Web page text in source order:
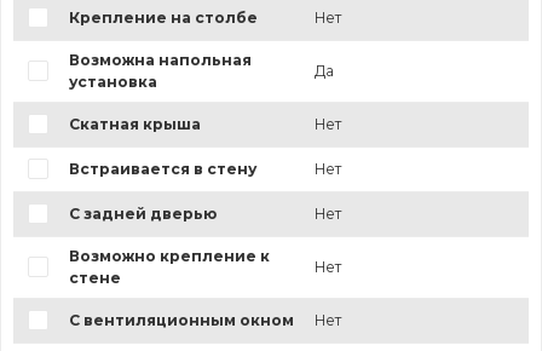
Крепление на столбе Нет
Возможна напольная
установка
Да
Скатная крыша Нет
Встраивается в стену Нет
С задней дверью Нет
Возможно крепление к
стене
Нет
С вентиляционным окном Нет